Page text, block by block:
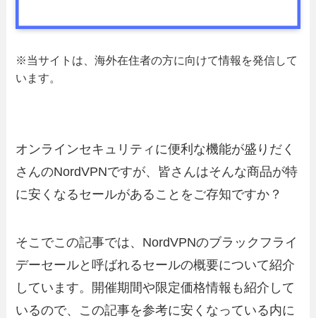
※当サイトは、海外在住者の方に向けて情報を発信して
います。
オンラインセキュリティに便利な機能が盛りだく
さんのNordVPNですが、皆さんはそんな商品が特
に安くなるセールがあることをご存知ですか？
そこでこの記事では、NordVPNのブラックフライ
デーセールと呼ばれるセールの概要について紹介
しています。開催期間や限定価格情報も紹介して
いるので、この記事を参考に安くなっている内に